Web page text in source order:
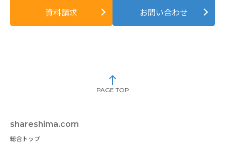
資料請求 お問い合わせ
PAGE TOP
shareshima.com
総合トップ